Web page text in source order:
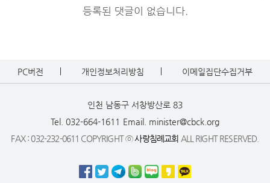
등록된 댓글이 없습니다.
PC버전 개인정보처리방침 이메일집단수집거부
인천 남동구 서창방산로 83
Tel. 032-664-1611 Email. minister@cbck.org
FAX : 032-232-0611 COPYRIGHT ⓒ사랑침례교회 ALL RIGHT RESERVED.